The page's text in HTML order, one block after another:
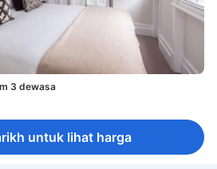
3 dewasa
untuk lihat harga